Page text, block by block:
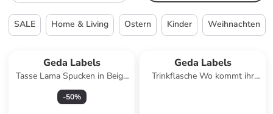
SALE Home & Living Ostern Kinder Weihnachten
Geda Labels
Tasse Lama Spucken in Beige
- 300 ml
-50%
Geda Labels
Trinkflasche Wo kommt ihr